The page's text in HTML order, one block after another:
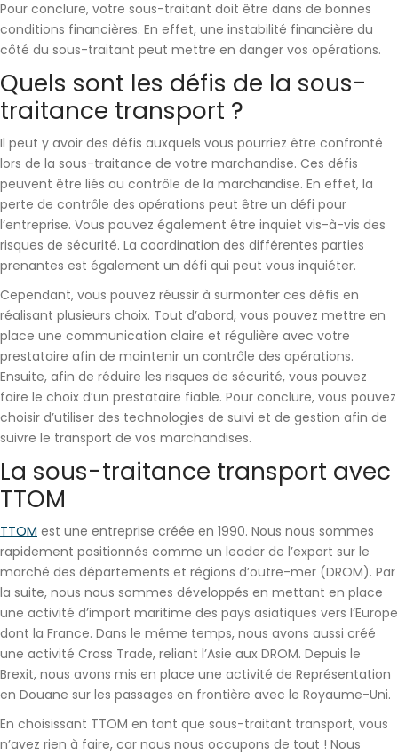
Pour conclure, votre sous-traitant doit être dans de bonnes
conditions financières. En effet, une instabilité financière du
côté du sous-traitant peut mettre en danger vos opérations.
Quels sont les défis de la sous-
traitance transport ?
Il peut y avoir des défis auxquels vous pourriez être confronté
lors de la sous-traitance de votre marchandise. Ces défis
peuvent être liés au contrôle de la marchandise. En effet, la
perte de contrôle des opérations peut être un défi pour
l’entreprise. Vous pouvez également être inquiet vis-à-vis des
risques de sécurité. La coordination des différentes parties
prenantes est également un défi qui peut vous inquiéter.
Cependant, vous pouvez réussir à surmonter ces défis en
réalisant plusieurs choix. Tout d’abord, vous pouvez mettre en
place une communication claire et régulière avec votre
prestataire afin de maintenir un contrôle des opérations.
Ensuite, afin de réduire les risques de sécurité, vous pouvez
faire le choix d’un prestataire fiable. Pour conclure, vous pouvez
choisir d’utiliser des technologies de suivi et de gestion afin de
suivre le transport de vos marchandises.
La sous-traitance transport avec
TTOM
TTOM est une entreprise créée en 1990. Nous nous sommes
rapidement positionnés comme un leader de l’export sur le
marché des départements et régions d’outre-mer (DROM). Par
la suite, nous nous sommes développés en mettant en place
une activité d’import maritime des pays asiatiques vers l’Europe
dont la France. Dans le même temps, nous avons aussi créé
une activité Cross Trade, reliant l’Asie aux DROM. Depuis le
Brexit, nous avons mis en place une activité de Représentation
en Douane sur les passages en frontière avec le Royaume-Uni.
En choisissant TTOM en tant que sous-traitant transport, vous
n’avez rien à faire, car nous nous occupons de tout ! Nous